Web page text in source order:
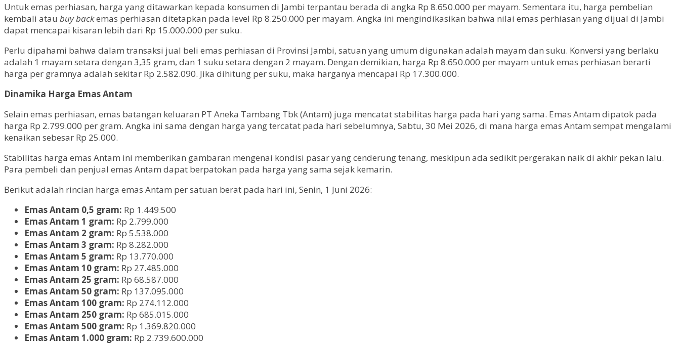
Untuk emas perhiasan, harga yang ditawarkan kepada konsumen di Jambi terpantau berada di angka Rp 8.650.000 per mayam. Sementara itu, harga pembelian
kembali atau buy backemas perhiasan ditetapkan pada level Rp 8.250.000 per mayam. Angka ini mengindikasikan bahwa nilai emas perhiasan yang dijual di Jambi
dapat mencapai kisaran lebih dari Rp 15.000.000 per suku.
Perlu dipahami bahwa dalam transaksi jual beli emas perhiasan di Provinsi Jambi, satuan yang umum digunakan adalah mayam dan suku. Konversi yang berlaku
adalah 1 mayam setara dengan 3,35 gram, dan 1 suku setara dengan 2 mayam. Dengan demikian, harga Rp 8.650.000 per mayam untuk emas perhiasan berarti
harga per gramnya adalah sekitar Rp 2.582.090. Jika dihitung per suku, maka harganya mencapai Rp 17.300.000.
Dinamika Harga Emas Antam
Selain emas perhiasan, emas batangan keluaran PT Aneka Tambang Tbk (Antam) juga mencatat stabilitas harga pada hari yang sama. Emas Antam dipatok pada
harga Rp 2.799.000 per gram. Angka ini sama dengan harga yang tercatat pada hari sebelumnya, Sabtu, 30 Mei 2026, di mana harga emas Antam sempat mengalami
kenaikan sebesar Rp 25.000.
Stabilitas harga emas Antam ini memberikan gambaran mengenai kondisi pasar yang cenderung tenang, meskipun ada sedikit pergerakan naik di akhir pekan lalu.
Para pembeli dan penjual emas Antam dapat berpatokan pada harga yang sama sejak kemarin.
Berikut adalah rincian harga emas Antam per satuan berat pada hari ini, Senin, 1 Juni 2026:
Emas Antam 0,5 gram: Rp 1.449.500
Emas Antam 1 gram: Rp 2.799.000
Emas Antam 2 gram: Rp 5.538.000
Emas Antam 3 gram: Rp 8.282.000
Emas Antam 5 gram: Rp 13.770.000
Emas Antam 10 gram: Rp 27.485.000
Emas Antam 25 gram: Rp 68.587.000
Emas Antam 50 gram: Rp 137.095.000
Emas Antam 100 gram: Rp 274.112.000
Emas Antam 250 gram: Rp 685.015.000
Emas Antam 500 gram: Rp 1.369.820.000
Emas Antam 1.000 gram: Rp 2.739.600.000